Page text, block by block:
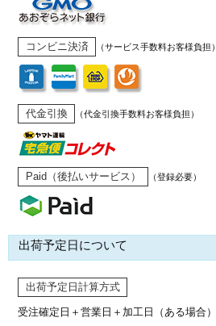
コンビニ決済 （サービス手数料お客様負担）
代金引換 （代金引換手数料お客様負担）
Paid（後払いサービス） （登録必要）
出荷予定日について
出荷予定日計算方式
受注確定日＋営業日＋加工日（ある場合）